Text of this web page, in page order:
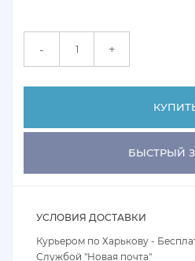
- +
БЫСТРЫЙ
УСЛОВИЯ ДОСТАВКИ
Курьером по Харькову -
Службой "Новая почта"